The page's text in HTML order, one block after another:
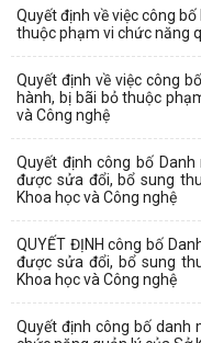
Quyết định về việc công
thuộc phạm vi chức năng
Quyết định về việc công
hành, bị bãi bỏ thuộc
và Công nghệ
Quyết định công bố
được sửa đổi, bổ sung
Khoa học và Công nghệ
QUYẾT ĐỊNH công bố
được sửa đổi, bổ sung
Khoa học và Công nghệ
Quyết định công bố danh